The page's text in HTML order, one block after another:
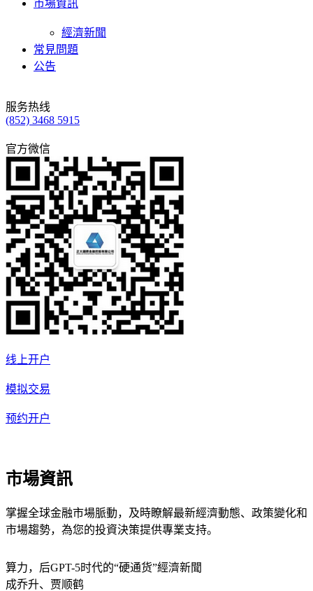
市場資訊
經濟新聞
常見問題
公告
服务热线
(852) 3468 5915
官方微信
线上开户
模拟交易
预约开户
市場資訊
掌握全球金融市場脈動，及時瞭解最新經濟動態、政策變化和
市場趨勢，為您的投資決策提供專業支持。
算力，后GPT-5时代的“硬通货”經濟新聞
成乔升、贾顺鹤